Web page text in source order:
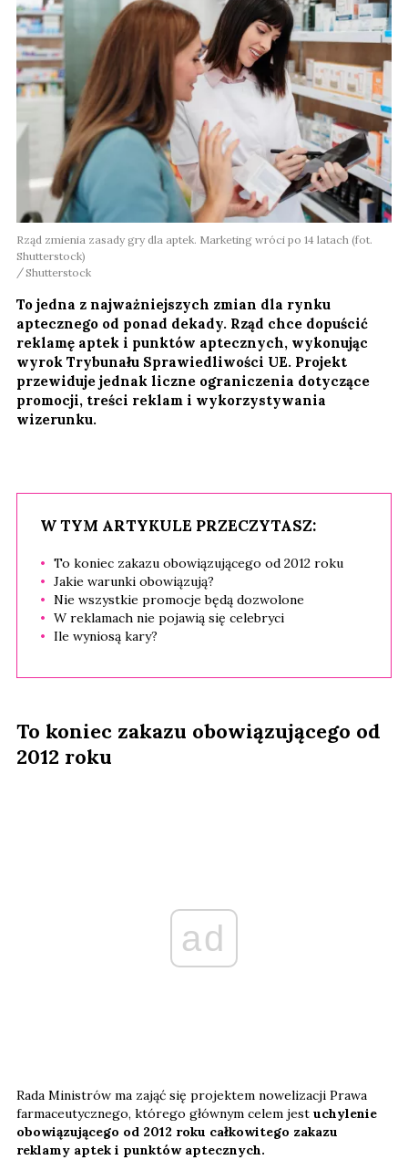
Rząd zmienia zasady gry dla aptek. Marketing wróci po 14 latach (fot.
Shutterstock)
Shutterstock
To jedna z najważniejszych zmian dla rynku
aptecznego od ponad dekady. Rząd chce dopuścić
reklamę aptek i punktów aptecznych, wykonując
wyrok Trybunału Sprawiedliwości UE. Projekt
przewiduje jednak liczne ograniczenia dotyczące
promocji, treści reklam i wykorzystywania
wizerunku.
W TYM ARTYKULE PRZECZYTASZ:
To koniec zakazu obowiązującego od 2012 roku
Jakie warunki obowiązują?
Nie wszystkie promocje będą dozwolone
W reklamach nie pojawią się celebryci
Ile wyniosą kary?
To koniec zakazu obowiązującego od
2012 roku
ad
Rada Ministrów ma zająć się projektem nowelizacji Prawa
farmaceutycznego, którego głównym celem jest uchylenie
obowiązującego od 2012 roku całkowitego zakazu
reklamy aptek i punktów aptecznych.